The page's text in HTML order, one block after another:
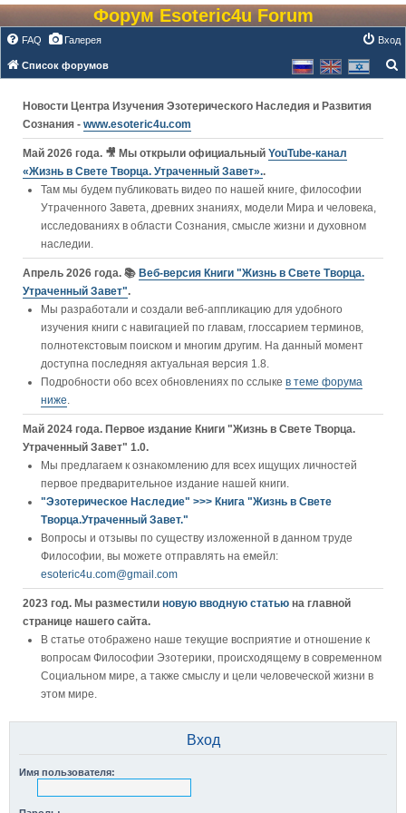
Форум Esoteric4u Forum
FAQ Галерея Вход
Список форумов
Новости Центра Изучения Эзотерического Наследия и Развития
Сознания - www.esoteric4u.com
Май 2026 года. 🎥 Мы открыли официальный YouTube‑канал
«Жизнь в Свете Творца. Утраченный Завет»..
Там мы будем публиковать видео по нашей книге, философии
Утраченного Завета, древних знаниях, модели Мира и человека,
исследованиях в области Сознания, смысле жизни и духовном
наследии.
Апрель 2026 года. 📚 Веб-версия Книги "Жизнь в Свете Творца.
Утраченный Завет".
Мы разработали и создали веб-аппликацию для удобного
изучения книги c навигацией по главам, глоссарием терминов,
полнотекстовым поиском и многим другим. На данный момент
доступна последняя актуальная версия 1.8.
Подробности обо всех обновлениях по сслыке в теме форума
ниже.
Май 2024 года. Первое издание Книги "Жизнь в Свете Творца.
Утраченный Завет" 1.0.
Мы предлагаем к ознакомлению для всех ищущих личностей
первое предварительное издание нашей книги.
"Эзотерическое Наследие" >>> Книга "Жизнь в Свете
Творца.Утраченный Завет."
Вопросы и отзывы по существу изложенной в данном труде
Философии, вы можете отправлять на емейл:
esoteric4u.com@gmail.com
2023 год. Мы разместили новую вводную статью на главной
странице нашего сайта.
В статье отображено наше текущие восприятие и отношение к
вопросам Философии Эзотерики, происходящему в современном
Социальном мире, а также смыслу и цели человеческой жизни в
этом мире.
Вход
Имя пользователя: